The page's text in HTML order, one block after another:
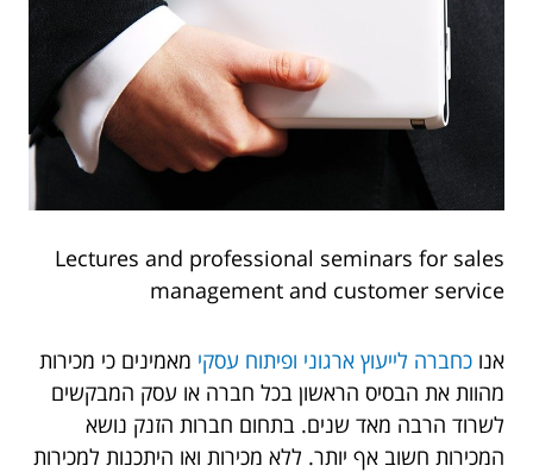
Lectures and professional seminars for sales
management and customer service
אנו כחברה לייעוץ ארגוני ופיתוח עסקי מאמינים כי מכירות
מהוות את הבסיס הראשון בכל חברה או עסק המבקשים
לשרוד הרבה מאד שנים. בתחום חברות הזנק נושא
המכירות חשוב אף יותר. ללא מכירות ואו היתכנות למכירות